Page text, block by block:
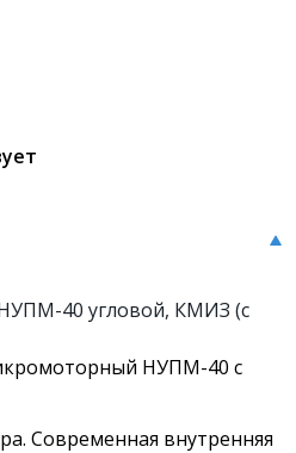
40 угловой, КМИЗ (с
НУПМ-40 с
Современная внутренняя